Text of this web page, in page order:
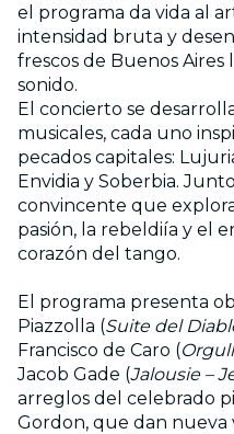
el programa da vida al
intensidad bruta y
frescos de Buenos
sonido.
El concierto se
musicales, cada uno
pecados capitales:
Envidia y Soberbia.
convincente que
pasión, la rebeldiía y el
corazón del tango.
El programa presenta
Piazzolla (Suite del
Francisco de Caro (
Jacob Gade (Jalousie –
arreglos del celebrado
Gordon, que dan nueva